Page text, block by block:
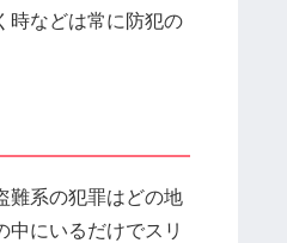
時などは常に防犯の
難系の犯罪はどの地
にいるだけでスリ